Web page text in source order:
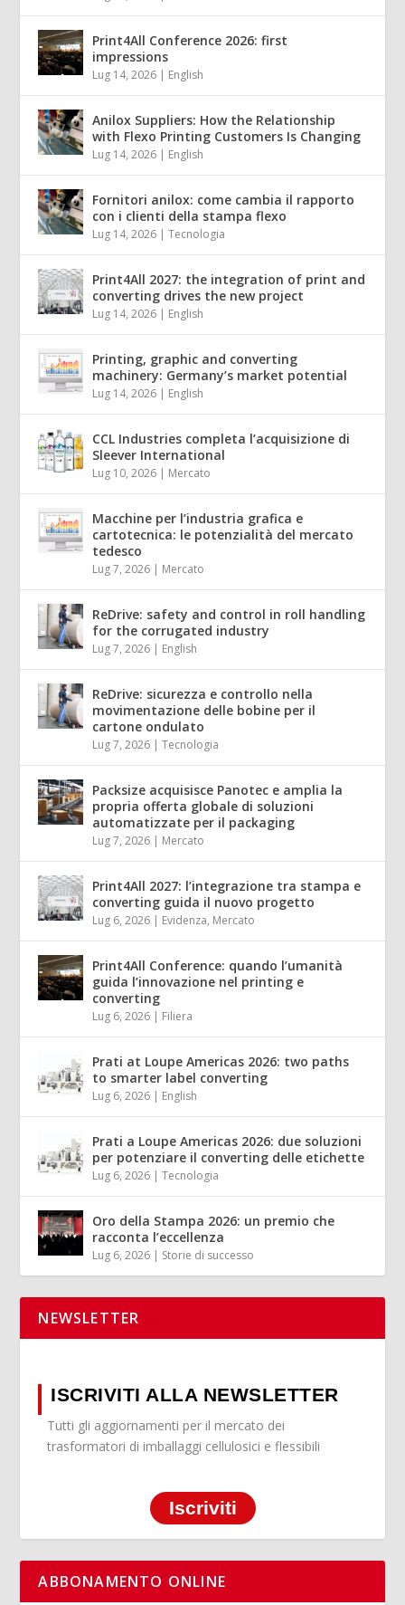
Print4All Conference 2026: first
impressions
Lug 14, 2026 | English
Anilox Suppliers: How the Relationship
with Flexo Printing Customers Is Changing
Lug 14, 2026 | English
Fornitori anilox: come cambia il rapporto
con i clienti della stampa flexo
Lug 14, 2026 |Tecnologia
Print4All 2027: the integration of print and
converting drives the new project
Lug 14, 2026 | English
Printing, graphic and converting
machinery: Germany’s market potential
Lug 14, 2026 | English
CCL Industries completa l’acquisizione di
Sleever International
Lug 10, 2026 | Mercato
Macchine per l’industria grafica e
cartotecnica: le potenzialità del mercato
tedesco
Lug 7, 2026 | Mercato
ReDrive: safety and control in roll handling
for the corrugated industry
Lug 7, 2026 | English
ReDrive: sicurezza e controllo nella
movimentazione delle bobine per il
cartone ondulato
Lug 7, 2026 |Tecnologia
Packsize acquisisce Panotec e amplia la
propria offerta globale di soluzioni
automatizzate per il packaging
Lug 7, 2026 | Mercato
Print4All 2027: l’integrazione tra stampa e
converting guida il nuovo progetto
Lug 6, 2026 | Evidenza, Mercato
Print4All Conference: quando l’umanità
guida l’innovazione nel printing e
converting
Lug 6, 2026 | Filiera
Prati at Loupe Americas 2026: two paths
to smarter label converting
Lug 6, 2026 | English
Prati a Loupe Americas 2026: due soluzioni
per potenziare il converting delle etichette
Lug 6, 2026 |Tecnologia
Oro della Stampa 2026: un premio che
racconta l’eccellenza
Lug 6, 2026 | Storie di successo
NEWSLETTER
ISCRIVITI ALLA NEWSLETTER
Tutti gli aggiornamenti per il mercato dei
trasformatori di imballaggi cellulosici e flessibili
Iscriviti
ABBONAMENTO ONLINE